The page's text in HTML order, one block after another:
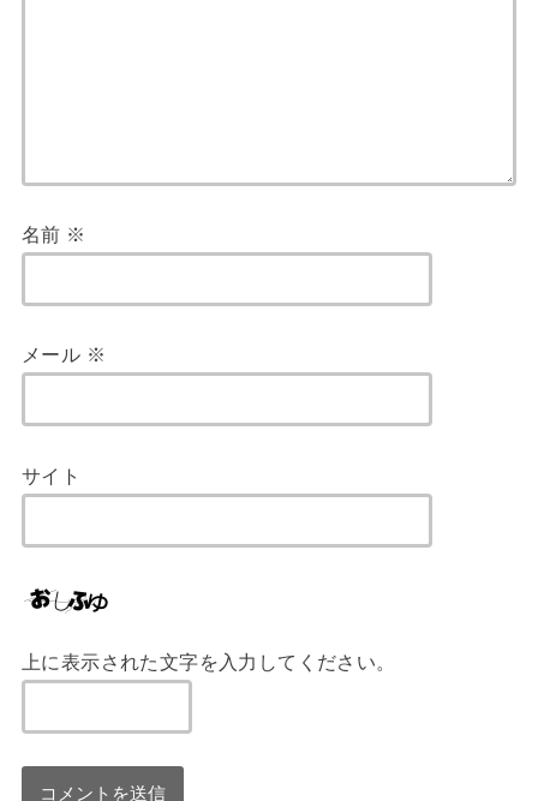
名前 ※
メール ※
サイト
上に表示された文字を入力してください。